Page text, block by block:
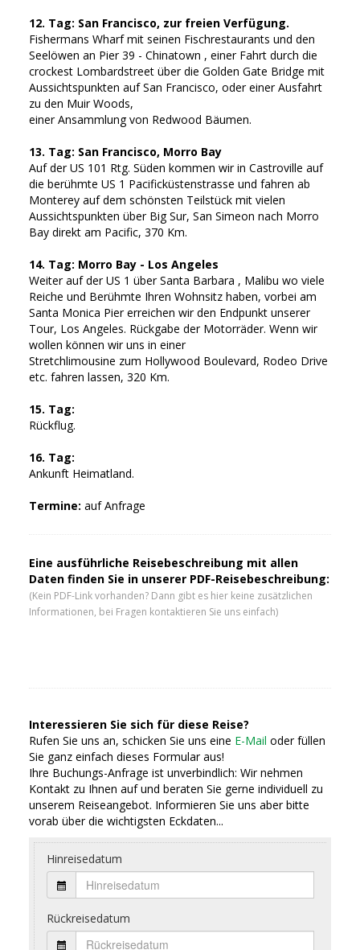
12. Tag: San Francisco, zur freien Verfügung.
Fishermans Wharf mit seinen Fischrestaurants und den
Seelöwen an Pier 39 - Chinatown , einer Fahrt durch die
crockest Lombardstreet über die Golden Gate Bridge mit
Aussichtspunkten auf San Francisco, oder einer Ausfahrt
zu den Muir Woods,
einer Ansammlung von Redwood Bäumen.
13. Tag: San Francisco, Morro Bay
Auf der US 101 Rtg. Süden kommen wir in Castroville auf
die berühmte US 1 Pacificküstenstrasse und fahren ab
Monterey auf dem schönsten Teilstück mit vielen
Aussichtspunkten über Big Sur, San Simeon nach Morro
Bay direkt am Pacific, 370 Km.
14. Tag: Morro Bay - Los Angeles
Weiter auf der US 1 über Santa Barbara , Malibu wo viele
Reiche und Berühmte Ihren Wohnsitz haben, vorbei am
Santa Monica Pier erreichen wir den Endpunkt unserer
Tour, Los Angeles. Rückgabe der Motorräder. Wenn wir
wollen können wir uns in einer
Stretchlimousine zum Hollywood Boulevard, Rodeo Drive
etc. fahren lassen, 320 Km.
15. Tag:
Rückflug.
16. Tag:
Ankunft Heimatland.
Termine: auf Anfrage
Eine ausführliche Reisebeschreibung mit allen
Daten finden Sie in unserer PDF-Reisebeschreibung:
(Kein PDF-Link vorhanden? Dann gibt es hier keine zusätzlichen
Informationen, bei Fragen kontaktieren Sie uns einfach)
Interessieren Sie sich für diese Reise?
Rufen Sie uns an, schicken Sie uns eine E-Mail oder füllen
Sie ganz einfach dieses Formular aus!
Ihre Buchungs-Anfrage ist unverbindlich: Wir nehmen
Kontakt zu Ihnen auf und beraten Sie gerne individuell zu
unserem Reiseangebot. Informieren Sie uns aber bitte
vorab über die wichtigsten Eckdaten...